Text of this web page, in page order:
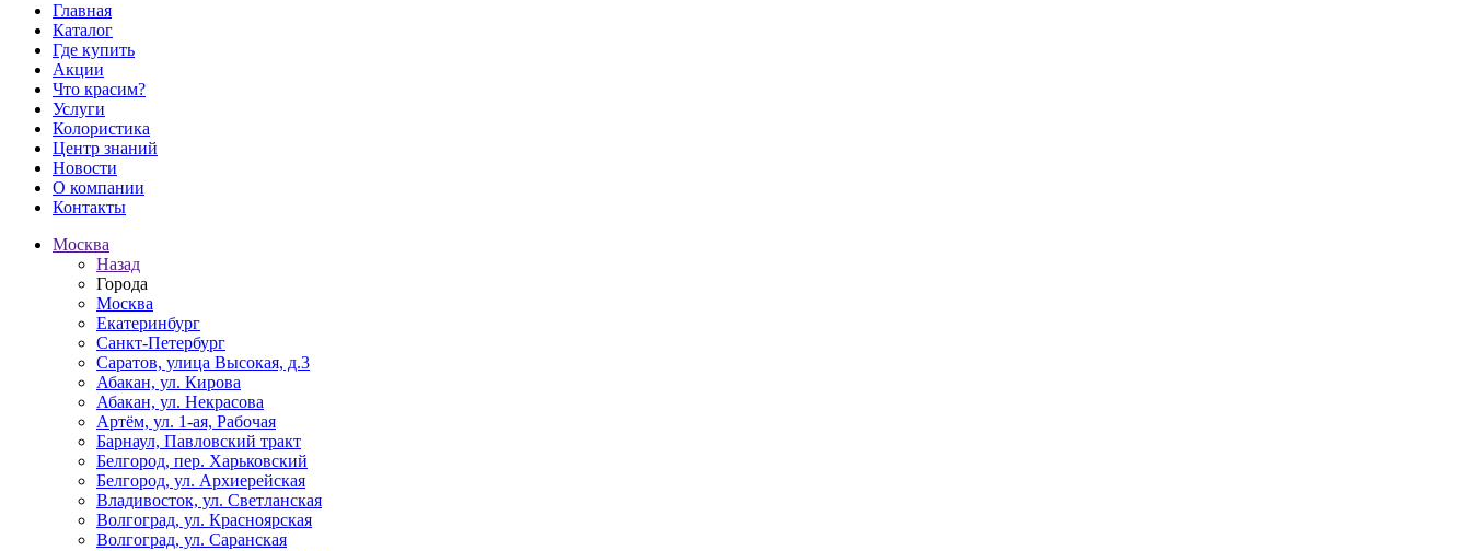
Главная
Каталог
Где купить
Акции
Что красим?
Услуги
Колористика
Центр знаний
Новости
О компании
Контакты
Москва
Назад
Города
Москва
Екатеринбург
Санкт-Петербург
Саратов, улица Высокая, д.3
Абакан, ул. Кирова
Абакан, ул. Некрасова
Артём, ул. 1-ая, Рабочая
Барнаул, Павловский тракт
Белгород, пер. Харьковский
Белгород, ул. Архиерейская
Владивосток, ул. Светланская
Волгоград, ул. Красноярская
Волгоград, ул. Саранская